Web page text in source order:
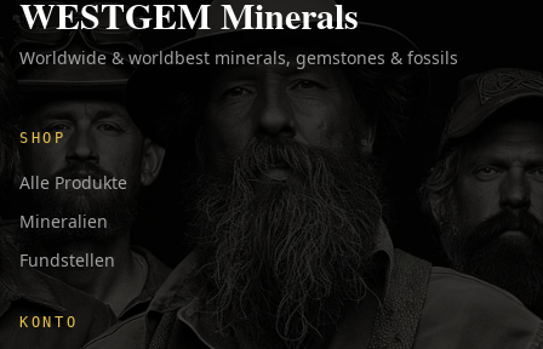
WESTGEM Minerals
Worldwide & worldbest minerals, gemstones & fossils
SHOP
Alle Produkte
Mineralien
Fundstellen
KONTO